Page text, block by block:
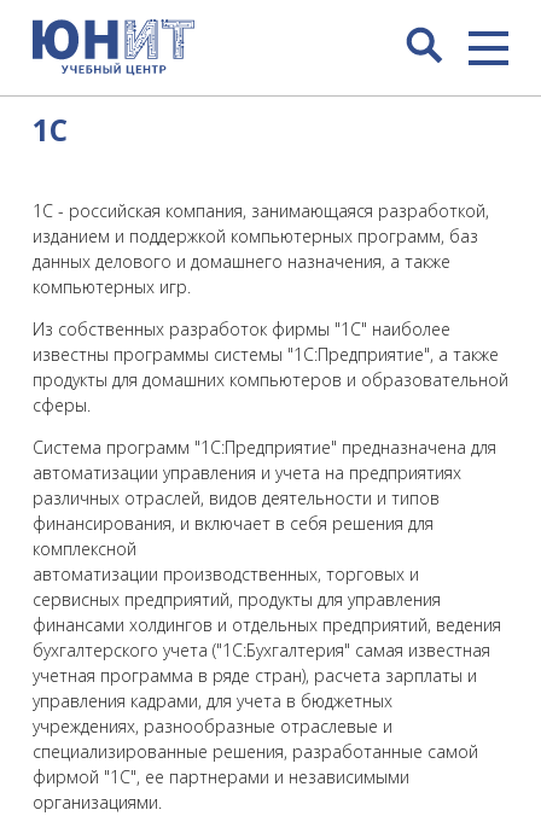
1C
1С - российская компания, занимающаяся разработкой,
изданием и поддержкой компьютерных программ, баз
данных делового и домашнего назначения, а также
компьютерных игр.
Из собственных разработок фирмы "1С" наиболее
известны программы системы "1С:Предприятие", а также
продукты для домашних компьютеров и образовательной
сферы.
Система программ "1С:Предприятие" предназначена для
автоматизации управления и учета на предприятиях
различных отраслей, видов деятельности и типов
финансирования, и включает в себя решения для
комплексной
автоматизации производственных, торговых и
сервисных предприятий, продукты для управления
финансами холдингов и отдельных предприятий, ведения
бухгалтерского учета ("1С:Бухгалтерия" самая известная
учетная программа в ряде стран), расчета зарплаты и
управления кадрами, для учета в бюджетных
учреждениях, разнообразные отраслевые и
специализированные решения, разработанные самой
фирмой "1С", ее партнерами и независимыми
организациями.